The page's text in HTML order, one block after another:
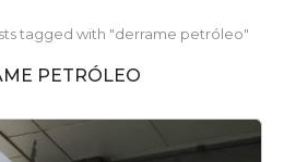
tagged with "derrame petróleo"
PETRÓLEO